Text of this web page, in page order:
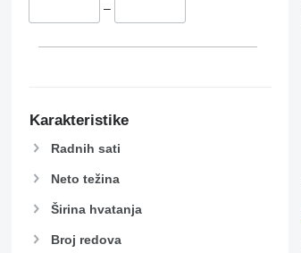
–
Karakteristike
Radnih sati
Neto težina
Širina hvatanja
Broj redova